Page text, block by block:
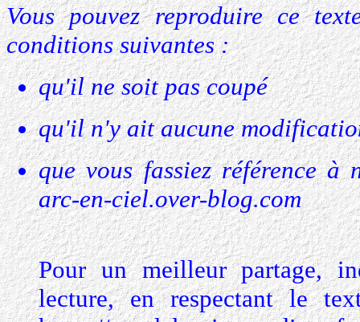
Vous pouvez reproduire ce
conditions suivantes :
qu'il ne soit pas coupé
qu'il n'y ait aucune
que vous fassiez référence
arc-en-ciel.over-blog.com
Pour un meilleur partage,
lecture, en respectant le